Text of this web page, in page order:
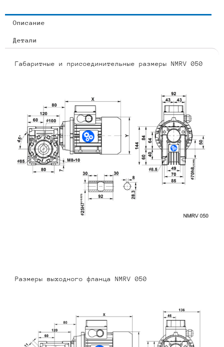
Описание
Детали
Габаритные и присоединительные размеры NMRV 050
Размеры выходного фланца NMRV 050